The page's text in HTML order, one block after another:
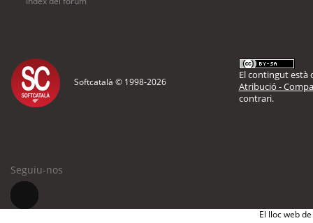
Softcatalà © 1998-2026
El contingut està
Atribució -
contrari.
Seguiu-nos
El lloc web